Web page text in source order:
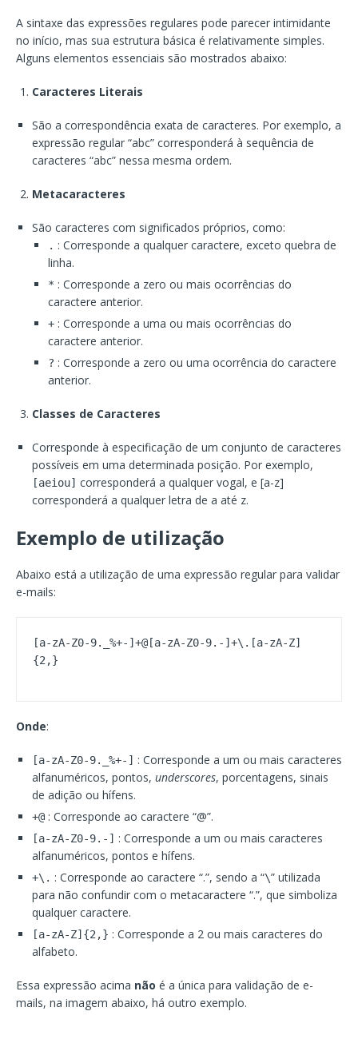
A sintaxe das expressões regulares pode parecer intimidante
no início, mas sua estrutura básica é relativamente simples.
Alguns elementos essenciais são mostrados abaixo:
Caracteres Literais
São a correspondência exata de caracteres. Por exemplo, a
expressão regular “abc” corresponderá à sequência de
caracteres “abc” nessa mesma ordem.
Metacaracteres
São caracteres com significados próprios, como:
. : Corresponde a qualquer caractere, exceto quebra de
linha.
* : Corresponde a zero ou mais ocorrências do
caractere anterior.
+ : Corresponde a uma ou mais ocorrências do
caractere anterior.
? : Corresponde a zero ou uma ocorrência do caractere
anterior.
Classes de Caracteres
Corresponde à especificação de um conjunto de caracteres
possíveis em uma determinada posição. Por exemplo,
[aeiou] corresponderá a qualquer vogal, e [a-z]
corresponderá a qualquer letra de a até z.
Exemplo de utilização
Abaixo está a utilização de uma expressão regular para validar
e-mails:
[a-zA-Z0-9._%+-]+@[a-zA-Z0-9.-]+\.[a-zA-Z]
{2,}
Onde:
[a-zA-Z0-9._%+-] : Corresponde a um ou mais caracteres
alfanuméricos, pontos, underscores, porcentagens, sinais
de adição ou hífens.
+@ : Corresponde ao caractere “@”.
[a-zA-Z0-9.-] : Corresponde a um ou mais caracteres
alfanuméricos, pontos e hífens.
+\. : Corresponde ao caractere “.”, sendo a “\” utilizada
para não confundir com o metacaractere “.”, que simboliza
qualquer caractere.
[a-zA-Z]{2,} : Corresponde a 2 ou mais caracteres do
alfabeto.
Essa expressão acima não é a única para validação de e-
mails, na imagem abaixo, há outro exemplo.